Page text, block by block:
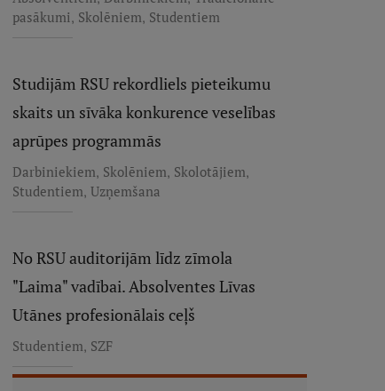
pasākumi, Skolēniem, Studentiem
Studijām RSU rekordliels pieteikumu
skaits un sīvāka konkurence veselības
aprūpes programmās
Darbiniekiem, Skolēniem, Skolotājiem,
Studentiem, Uzņemšana
No RSU auditorijām līdz zīmola
"Laima" vadībai. Absolventes Līvas
Utānes profesionālais ceļš
Studentiem, SZF